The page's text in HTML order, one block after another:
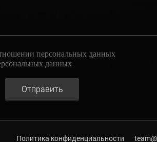
персональных данных
данных
Отправить
Политика конфиденциальности